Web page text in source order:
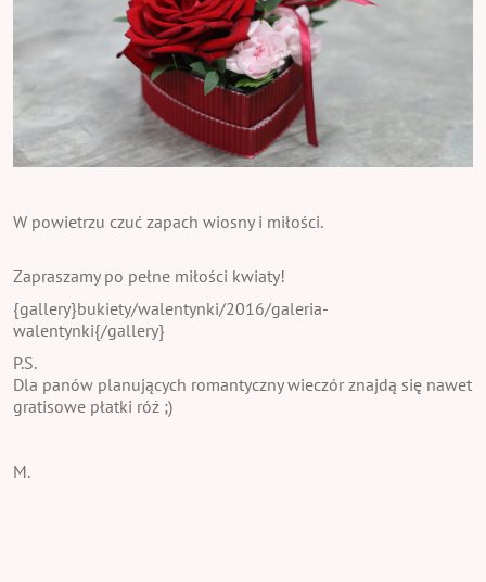
W powietrzu czuć zapach wiosny i miłości.
Zapraszamy po pełne miłości kwiaty!
{gallery}bukiety/walentynki/2016/galeria-
walentynki{/gallery}
P.S.
Dla panów planujących romantyczny wieczór znajdą się nawet
gratisowe płatki róż ;)
M.